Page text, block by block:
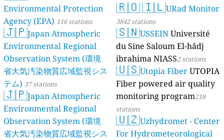
Environmental Protection
Agency (EPA) 116 stations
🇯🇵Japan Atmospheric
Environmental Regional
Observation System (環境
省大気汚染物質広域監視シス
テム) 37 stations
🇯🇵Japan Atmospheric
Environmental Regional
Observation System (環境
省大気汚染物質広域監視シス
🇷🇴🇮🇱URad Monitor
3842 stations
🇸🇳USSEINUniversité
du Sine Saloum El-hâdj
ibrahima NIASS2 stations
🇺🇸Utopia FiberUTOPIA
Fiber powered air quality
monitoring program218
stations
🇺🇿Uzhydromet - Center
For Hydrometeorological